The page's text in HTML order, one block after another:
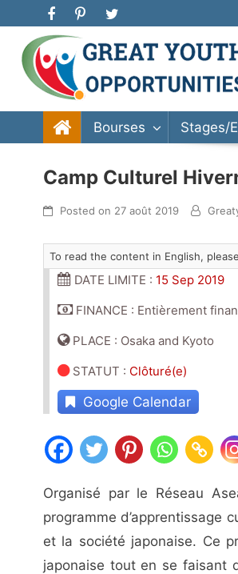
Great Youth
Bourse d’étude, stage,
Bourses
Stages/
Camp Culturel
Posted on 27 août 2019
To read the content in English,
DATE LIMITE : 15 Sep 2019
FINANCE : Entièrement
PLACE : Osaka and Kyoto
STATUT : Clôturé(e)
Google Calendar
Organisé par le Réseau
programme d’apprentissage
et la société japonaise. Ce
japonaise tout en se faisant